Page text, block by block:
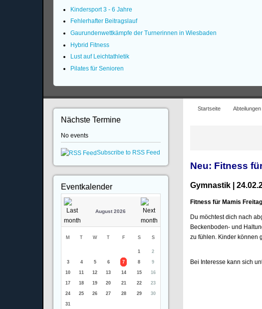
Kindersport 3 - 6 Jahre
Fehlerhafter Beitragslauf
Gaurundenwettkämpfe der Turnerinnen in Wiesbaden
Hybrid Fitness
Lust auf Leichtathletik
Pilates für Senioren
Startseite Abteilungen
Neu: Fitness
Gymnastik |
Fitness für Mamis
Du möchtest dich nach
Beckenboden- und
zu fühlen. Kinder können
Bei Interesse kann sich
Nächste Termine
No events
Subscribe to RSS Feed
Eventkalender
August 2026
M T W T F S S
1 2
3 4 5 6 7 8 9
10 11 12 13 14 15 16
17 18 19 20 21 22 23
24 25 26 27 28 29 30
31